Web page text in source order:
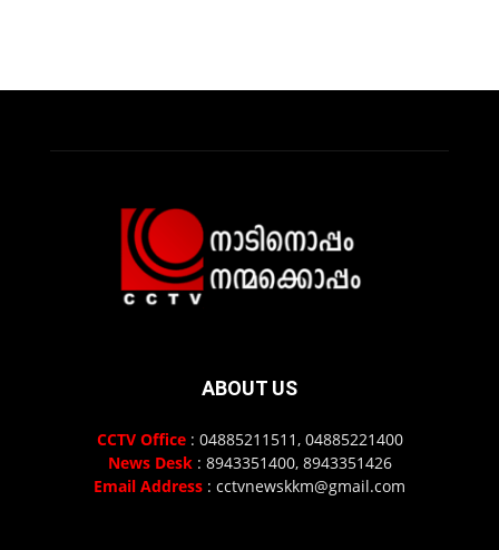
ABOUT US
CCTV Office: 04885211511, 04885221400
News Desk: 8943351400, 8943351426
Email Address : cctvnewskkm@gmail.com